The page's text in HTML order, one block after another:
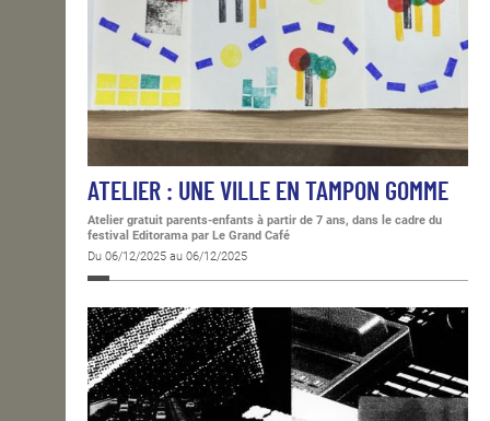
ATELIER : UNE VILLE EN TAMPON GOMME
Atelier gratuit parents-enfants à partir de 7 ans, dans le cadre du
festival Editorama par Le Grand Café
Du 06/12/2025 au 06/12/2025